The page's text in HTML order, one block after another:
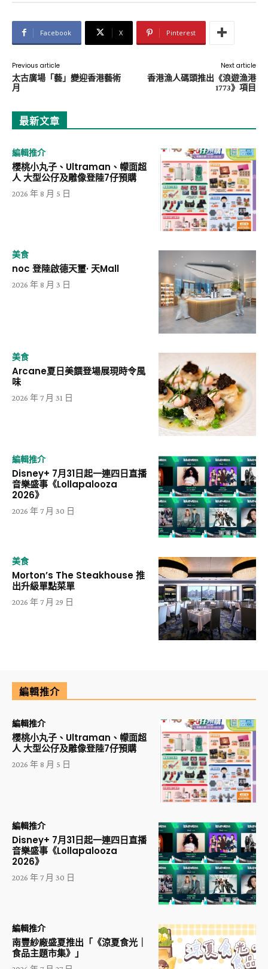
Facebook X Pinterest
Previous article
太古廣場「藝」變迎香港藝術
月
Next article
香港漁人碼頭推出《浪遊漁港
1773》項目
最新文章
編輯推介
櫻桃小丸子、Ultraman、幪面超
人 大型公仔及雕像登陸7仔預購
2026 年 8 月 5 日
美食
noc 登陸啟德天璽· 天Mall
2026 年 8 月 3 日
美食
Arcane夏日美饌登場展現時令風
味
2026 年 7 月 31 日
編輯推介
Disney+ 7月31日起一連四日直播
音樂盛事《Lollapalooza
2026》
2026 年 7 月 30 日
美食
Morton’s The Steakhouse 推
出升級單點菜單
2026 年 7 月 29 日
編輯推介
編輯推介
櫻桃小丸子、Ultraman、幪面超
人 大型公仔及雕像登陸7仔預購
2026 年 8 月 5 日
編輯推介
Disney+ 7月31日起一連四日直播
音樂盛事《Lollapalooza
2026》
2026 年 7 月 30 日
編輯推介
南豐紗廠盛夏推出「《涼夏食光｜
食品主題市集》」